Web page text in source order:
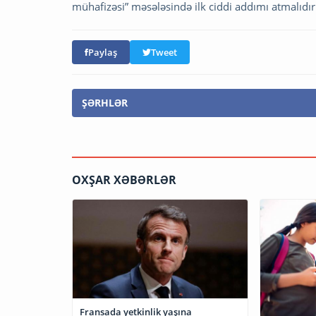
mühafizəsi” məsələsində ilk ciddi addımı
Paylaş Tweet
ŞƏRHLƏR
OXŞAR XƏBƏRLƏR
Fransada yetkinlik yaşına